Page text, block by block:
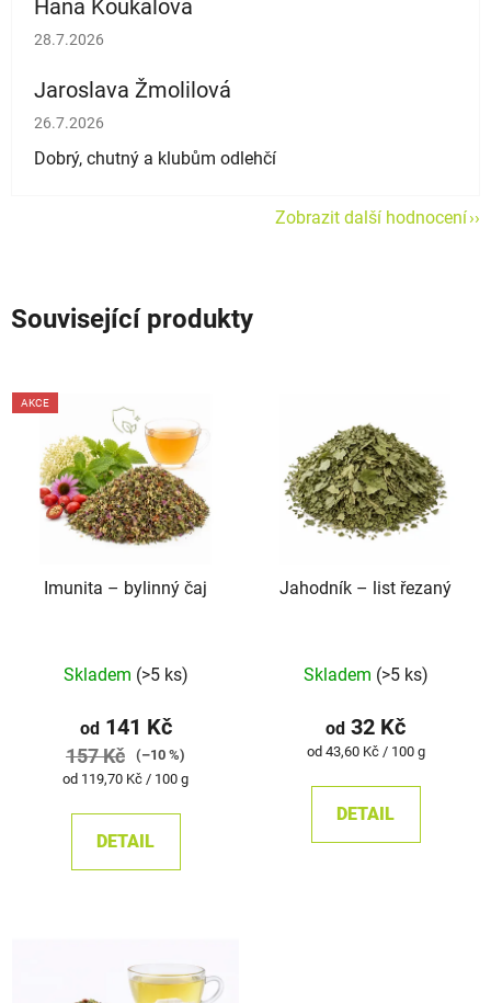
Hana Koukalová
Hodnocení obchodu je 5 z 5 hvězdiček.
28.7.2026
Jaroslava Žmolilová
Hodnocení obchodu je 5 z 5 hvězdiček.
26.7.2026
Dobrý, chutný a klubům odlehčí
Zobrazit další hodnocení
Související produkty
AKCE
Imunita –⁠⁠⁠⁠⁠ bylinný čaj
hodnocení
produktu
5,0
5
Skladem (>5 ks)
od141 Kč
157 Kč
(–10 %)
Měrná
od 119,70 Kč / 100 g
DETAIL
Jahodník –⁠⁠⁠⁠⁠ list řezaný
Skladem (>5 ks)
od 32 Kč
Měrná
od 43,60 Kč / 100 g
DETAIL